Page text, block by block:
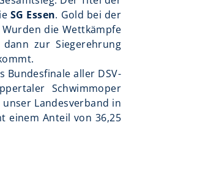
SG Essen. Gold bei der
Wurden die Wettkämpfe
zur Siegerehrung
Bundesfinale aller DSV-
Schwimmoper
Landesverband in
einem Anteil von 36,25